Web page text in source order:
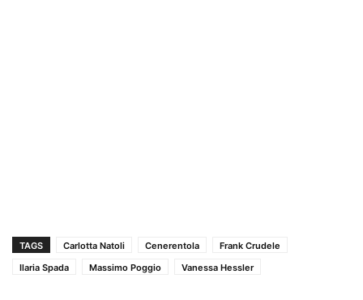
TAGS Carlotta Natoli Cenerentola
Frank Crudele
Ilaria Spada
Massimo Poggio Vanessa Hessler